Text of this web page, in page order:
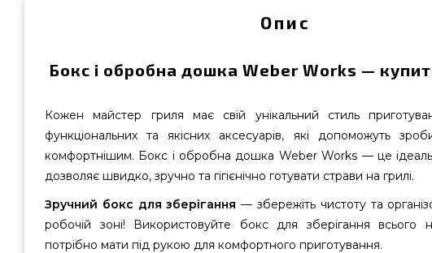
Опис
Бокс і обробна дошка Weber Works —
Кожен майстер гриля має свій унікальний стиль
функціональних та якісних аксесуарів, які допоможуть
комфортнішим. Бокс і обробна дошка Weber Works — це
дозволяє швидко, зручно та гігієнічно готувати страви на грилі.
Зручний бокс для зберігання — збережіть чистоту та
робочій зоні! Використовуйте бокс для зберігання всього
потрібно мати під рукою для комфортного приготування.